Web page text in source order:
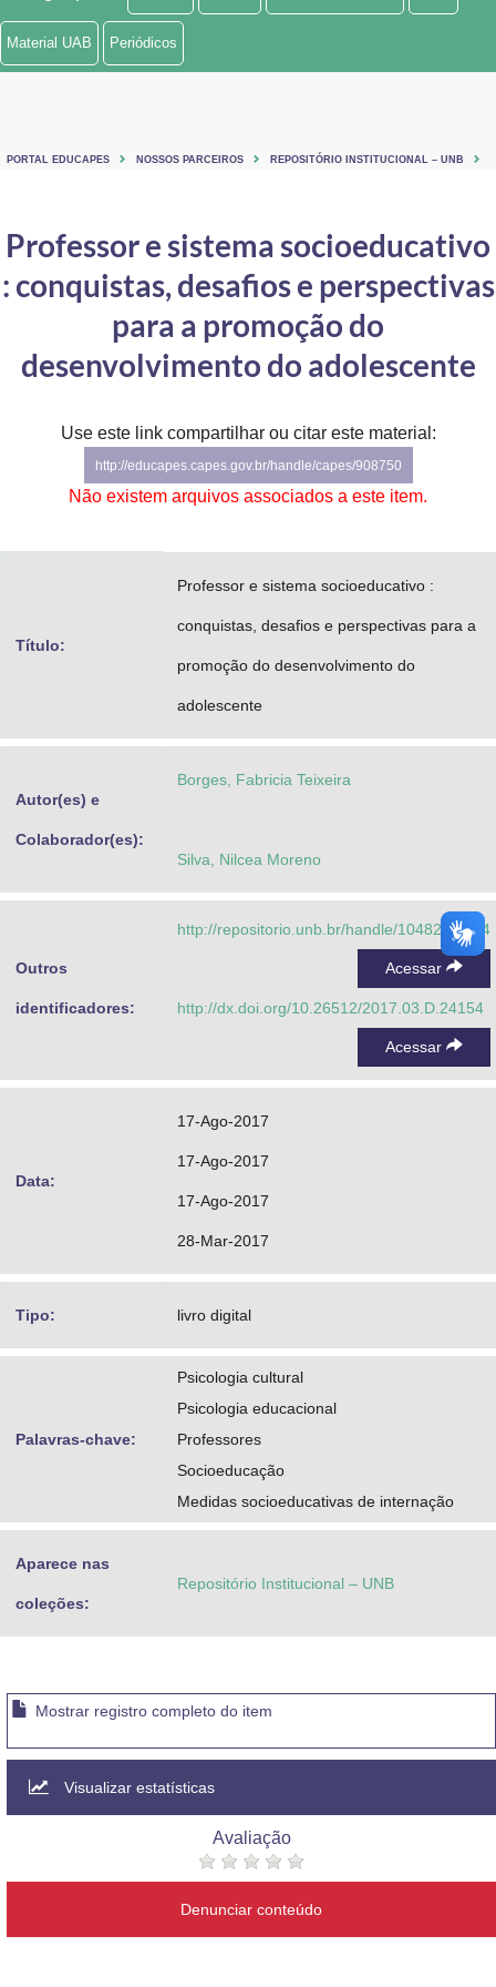
Ministério de Minas e Energia
Controladoria-Geral da União
Ministério da Mulher, da Família e dos Direitos Humanos
Secretaria-Geral
Gabinete de Segurança Institucional
Material UAB Periódicos
PORTAL EDUCAPES NOSSOS PARCEIROS REPOSITÓRIO INSTITUCIONAL – UNB
Professor e sistema socioeducativo
: conquistas, desafios e perspectivas
para a promoção do
desenvolvimento do adolescente
Use este link compartilhar ou citar este material:
http://educapes.capes.gov.br/handle/capes/908750
Não existem arquivos associados a este item.
Título:
Professor e sistema socioeducativo :
conquistas, desafios e perspectivas para a
promoção do desenvolvimento do
adolescente
Autor(es) e
Colaborador(es):
Borges, Fabricia Teixeira
Silva, Nilcea Moreno
Outros
identificadores:
http://repositorio.unb.br/handle/10482/24154
Acessar
http://dx.doi.org/10.26512/2017.03.D.24154
Acessar
Data:
17-Ago-2017
17-Ago-2017
17-Ago-2017
28-Mar-2017
Tipo: livro digital
Palavras-chave:
Psicologia cultural
Psicologia educacional
Professores
Socioeducação
Medidas socioeducativas de internação
Aparece nas
coleções:
Repositório Institucional – UNB
Mostrar registro completo do item
Visualizar estatísticas
Avaliação
Denunciar conteúdo